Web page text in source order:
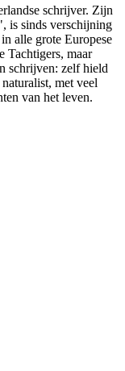
schrijver. Zijn
is sinds verschijning
alle grote Europese
Tachtigers, maar
schrijven: zelf hield
met veel
van het leven.